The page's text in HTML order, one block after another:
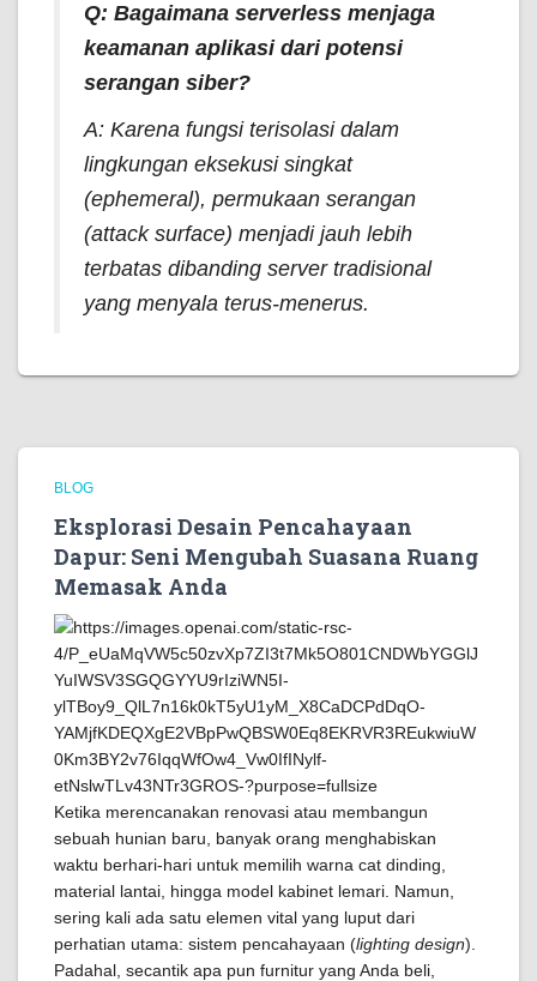
Q: Bagaimana serverless menjaga
keamanan aplikasi dari potensi
serangan siber?
A: Karena fungsi terisolasi dalam
lingkungan eksekusi singkat
(ephemeral), permukaan serangan
(attack surface) menjadi jauh lebih
terbatas dibanding server tradisional
yang menyala terus-menerus.
BLOG
Eksplorasi Desain Pencahayaan
Dapur: Seni Mengubah Suasana Ruang
Memasak Anda
Ketika merencanakan renovasi atau membangun
sebuah hunian baru, banyak orang menghabiskan
waktu berhari-hari untuk memilih warna cat dinding,
material lantai, hingga model kabinet lemari. Namun,
sering kali ada satu elemen vital yang luput dari
perhatian utama: sistem pencahayaan (lighting design).
Padahal, secantik apa pun furnitur yang Anda beli,